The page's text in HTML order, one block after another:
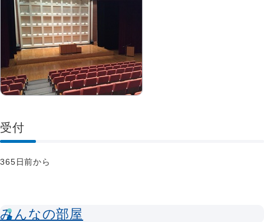
受付
365日前から
みんなの部屋